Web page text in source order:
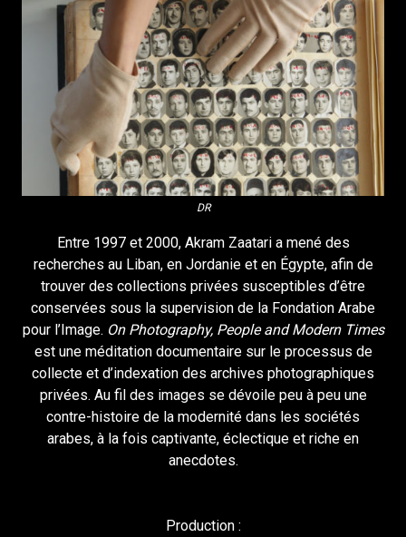
DR
Entre 1997 et 2000, Akram Zaatari a mené des
recherches au Liban, en Jordanie et en Égypte, afin de
trouver des collections privées susceptibles d’être
conservées sous la supervision de la Fondation Arabe
pour l’Image. On Photography, People and Modern Times
est une méditation documentaire sur le processus de
collecte et d’indexation des archives photographiques
privées. Au fil des images se dévoile peu à peu une
contre-histoire de la modernité dans les sociétés
arabes, à la fois captivante, éclectique et riche en
anecdotes.
Production :